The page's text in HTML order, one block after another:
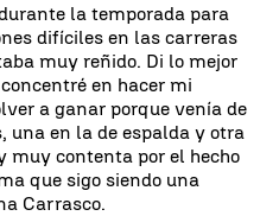
la temporada para
difíciles en las carreras
muy reñido. Di lo mejor
en hacer mi
a ganar porque venía de
una en la de espalda y otra
muy contenta por el hecho
que sigo siendo una
Carrasco.